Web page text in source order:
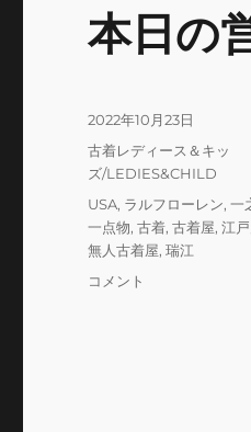
本日の
投
稿
日:
2022年10月23日
カ
テ
ゴ
ー
古着レディース＆キッ
ズ/LEDIES&CHILD
タ
グ
USA, ラルフローレン,一
一点物,古着,古着屋,江
無人古着屋,瑞江
本
コメント